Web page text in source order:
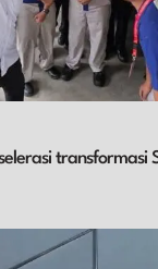
transformasi